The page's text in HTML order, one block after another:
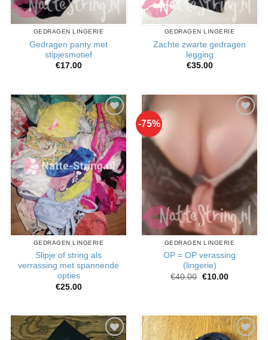
GEDRAGEN LINGERIE
Gedragen panty met
stipjesmotief
€17.00
GEDRAGEN LINGERIE
Zachte zwarte gedragen
legging
€35.00
Aan
verlanglijst
toevoegen
GEDRAGEN LINGERIE
Slipje of string als
verrassing met spannende
opties
€25.00
-75%
GEDRAGEN LINGERIE
OP = OP verassing
(lingerie)
€40.00 Oorspronkelijke
€10.00Huidige